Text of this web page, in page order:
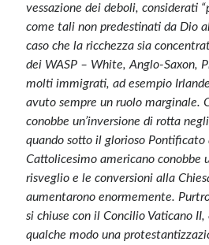
vessazione dei deboli, considerati
come tali non predestinati da Dio
caso che la ricchezza sia
dei WASP – White, Anglo-Saxon,
molti immigrati, ad esempio
avuto sempre un ruolo marginale.
conobbe un’inversione di rotta
quando sotto il glorioso Pontificato
Cattolicesimo americano conobbe
risveglio e le conversioni alla
aumentarono enormemente.
si chiuse con il Concilio Vaticano
qualche modo una